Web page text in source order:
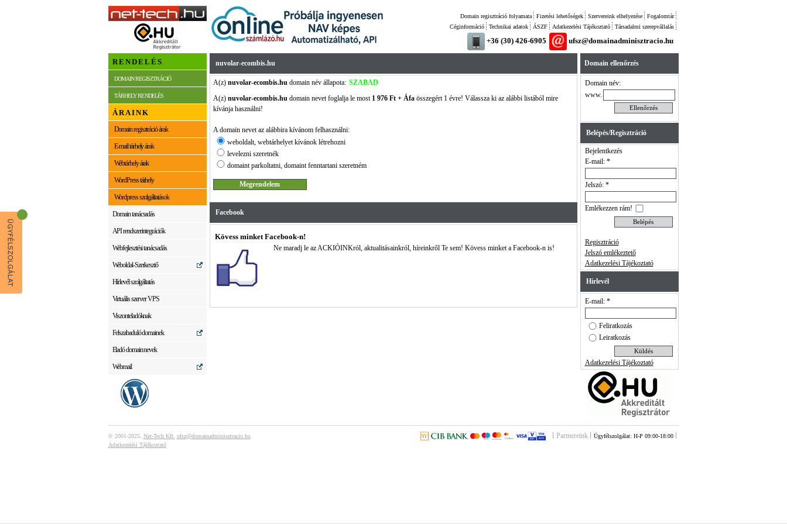
Fogalomtár
Szervereink elhelyezése
Fizetési lehetőségek
Domain regisztráció folyamata
Társadalmi szerepvállalás
Adatkezelési Tájékoztató
ÁSZF
Technikai adatok
Céginformáció
+36 (30) 426-6905 ufsz@domainadminisztracio.hu
RENDELÉS
DOMAIN REGISZTRÁCIÓ
TÁRHELY RENDELÉS
ÁRAINK
Domain regisztráció árak
E-mail tárhely árak
Webtárhely árak
WordPress tárhely
Wordpress szolgáltatások
Domain tanácsadás
API rendszerintegrációk
Webfejlesztési tanácsadás
Weboldal-Szerkesztő
Hírlevél szolgáltatás
Virtuális szerver VPS
Viszonteladóknak
Felszabaduló domainek
Eladó domain nevek
Webmail
nuvolar-ecombis.hu
A(z) nuvolar-ecombis.hudomain név állapota: SZABAD
A(z) nuvolar-ecombis.hudomain nevet foglalja le most 1 976 Ft + Áfaösszegért 1 évre! Válassza ki az alábbi listából mire
kívánja használni!
A domain nevet az alábbira kívánom felhasználni:
weboldalt, webtárhelyet kívánok létrehozni
levelezni szeretnék
domaint parkoltatni, domaint fenntartani szeretném
Facebook
Kövess minket Facebook-n!
Ne maradj le az ACKIÓINKról, aktualitásainkról, híreinkről Te sem! Kövess minket a Facebook-n is!
Domain ellenőrzés
Domain név:
www.
Belépés/Regisztráció
Bejelentkezés
E-mail: *
Jelszó: *
Emlékezzen rám!
Regisztráció
Jelszó emlékeztető
Adatkezelési Tájékoztató
Hírlevél
E-mail: *
Feliratkozás
Leiratkozás
Adatkezelési Tájékoztató
© 2001-2025. Net-Tech Kft. ufsz@domainadminisztracio.hu
Adatkezelési Tájékoztató
Partnereink Ügyfélszolgálat: H-P 09:00-18:00